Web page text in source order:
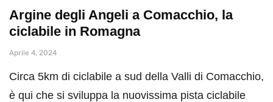
Argine degli Angeli a Comacchio, la
ciclabile in Romagna
Aprile 4, 2024
Circa 5km di ciclabile a sud della Valli di Comacchio,
è qui che si sviluppa la nuovissima pista ciclabile